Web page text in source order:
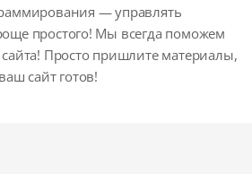
— управлять
простого! Мы всегда поможем
Просто пришлите материалы,
сайт готов!